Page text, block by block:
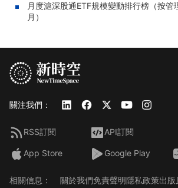
月度滬深股通ETF規模變動排行榜（按
月）
關注我們：
RSS訂閱 API訂閱
App Store Google Play
相關信息： 關於我們免責聲明隱私政策出版